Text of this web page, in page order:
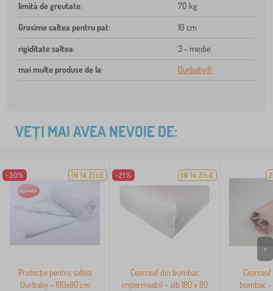
limită de greutate: 70 kg
Grosime saltea pentru pat: 10 cm
rigiditate saltea:
3 - medie
mai multe produse de la: Ourbaby®
VEȚI MAI AVEA NEVOIE DE:
-30% ÎN 14 ZILE
Protecție pentru saltea
Ourbaby - 180x80 cm
-21% ÎN 14 ZILE
Cearceaf din bumbac
impermeabil - alb 180 x 80
bumbac
>